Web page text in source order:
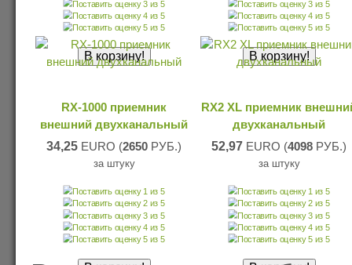
RX-1000 приемник
внешний двухканальный
34,25 EURO (2650 РУБ.)
за штуку
RX2 XL приемник
двухканальный
52,97 EURO (4098 РУБ.)
за штуку